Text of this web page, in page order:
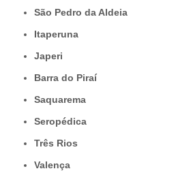
São Pedro da Aldeia
Itaperuna
Japeri
Barra do Piraí
Saquarema
Seropédica
Três Rios
Valença